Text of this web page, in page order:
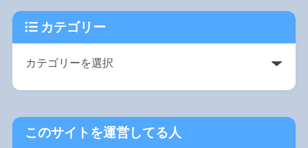
カテゴリー
このサイトを運営してる人